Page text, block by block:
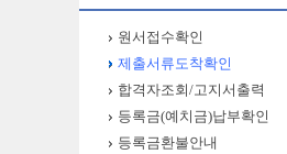
원서접수확인
제출서류도착확인
합격자조회/고지서출력
등록금(예치금)납부확인
등록금환불안내